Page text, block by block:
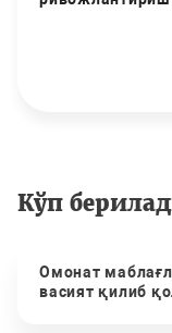
Кўп
Омонат
васият қилиб